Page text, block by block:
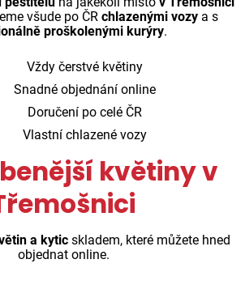
všude po ČR chlazenými vozya s
proškolenými kurýry.
Vždy čerstvé květiny
Snadné objednání online
Doručení po celé ČR
Vlastní chlazené vozy
květiny v
a kyticskladem, které můžete hned
objednat online.